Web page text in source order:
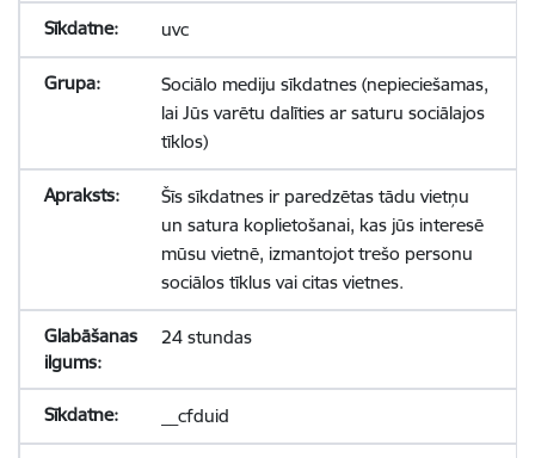
uvc
Sociālo mediju sīkdatnes (nepieciešamas,
lai Jūs varētu dalīties ar saturu sociālajos
tīklos)
Šīs sīkdatnes ir paredzētas tādu vietņu
un satura koplietošanai, kas jūs interesē
mūsu vietnē, izmantojot trešo personu
sociālos tīklus vai citas vietnes.
24 stundas
__cfduid